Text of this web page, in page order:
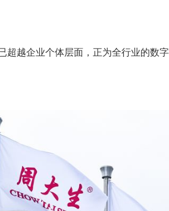
艺创新与供应链管理上的深厚
运营力”的立体生态竞争。“流量